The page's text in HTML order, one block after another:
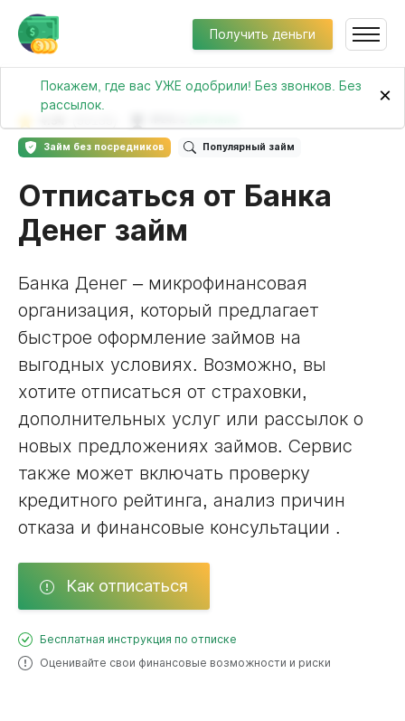
Покажем, где вас УЖЕ одобрили! Без звонков. Без
рассылок.
×
Получить деньги
Займ без посредников Популярный займ
Отписаться от Банка
Денег займ
Банка Денег – микрофинансовая
организация, который предлагает
быстрое оформление займов на
выгодных условиях. Возможно, вы
хотите отписаться от страховки,
дополнительных услуг или рассылок о
новых предложениях займов. Сервис
также может включать проверку
кредитного рейтинга, анализ причин
отказа и финансовые консультации .
Как отписаться
Бесплатная инструкция по отписке
Оценивайте свои финансовые возможности и риски